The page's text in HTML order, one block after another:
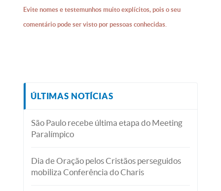
Evite nomes e testemunhos muito explícitos, pois o seu
comentário pode ser visto por pessoas conhecidas.
ÚLTIMAS NOTÍCIAS
São Paulo recebe última etapa do Meeting
Paralímpico
Dia de Oração pelos Cristãos perseguidos
mobiliza Conferência do Charis